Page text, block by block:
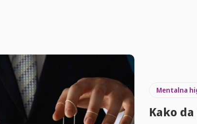
Mentalna
Kako